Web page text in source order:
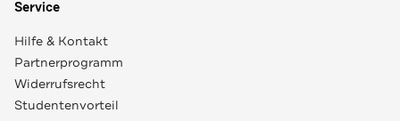
Service
Hilfe & Kontakt
Partnerprogramm
Widerrufsrecht
Studentenvorteil